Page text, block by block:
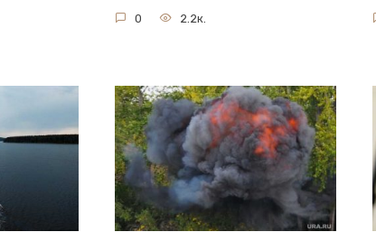
0 2.2к.